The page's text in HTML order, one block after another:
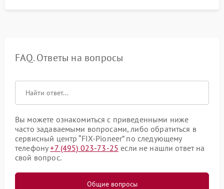
FAQ. Ответы на вопросы
Вы можете ознакомиться с приведенными ниже
часто задаваемыми вопросами, либо обратиться в
сервисный центр “FIX-Pioneer” по следующему
телефону+7 (495) 023-73-25 если не нашли ответ на
свой вопрос.
Общие вопросы